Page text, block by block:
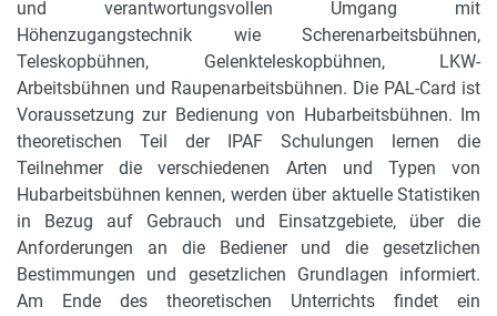
und verantwortungsvollen Umgang mit
Höhenzugangstechnik wie Scherenarbeitsbühnen,
Teleskopbühnen, Gelenkteleskopbühnen, LKW-
Arbeitsbühnen und Raupenarbeitsbühnen. Die PAL-Card ist
Voraussetzung zur Bedienung von Hubarbeitsbühnen. Im
theoretischen Teil der IPAF Schulungen lernen die
Teilnehmer die verschiedenen Arten und Typen von
Hubarbeitsbühnen kennen, werden über aktuelle Statistiken
in Bezug auf Gebrauch und Einsatzgebiete, über die
Anforderungen an die Bediener und die gesetzlichen
Bestimmungen und gesetzlichen Grundlagen informiert.
Am Ende des theoretischen Unterrichts findet ein